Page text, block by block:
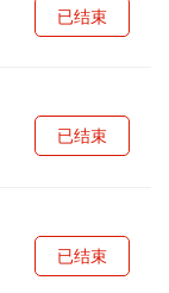
已结束
已结束
已结束